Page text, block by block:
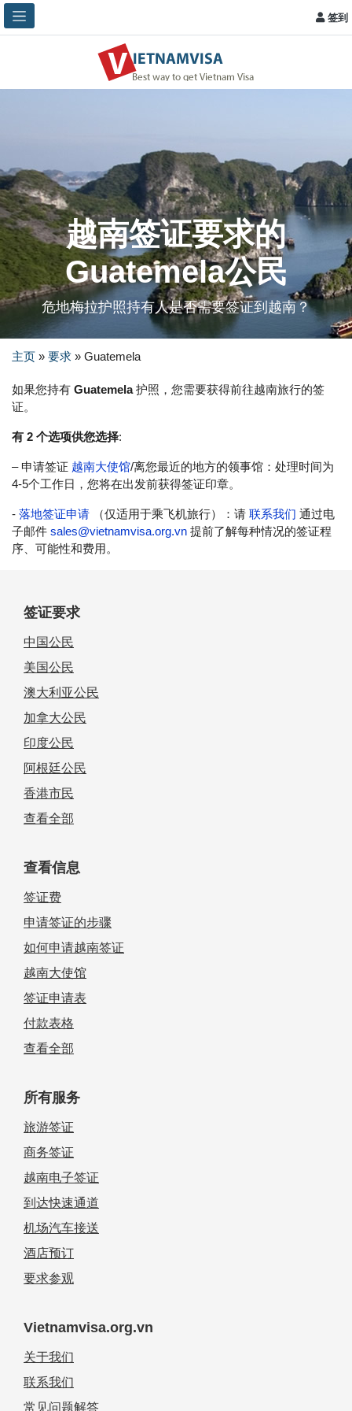
签到
越南签证要求的
Guatemela公民
危地梅拉护照持有人是否需要签证到越南？
主页 » 要求 » Guatemela
如果您持有 Guatemela护照，您需要获得前往越南旅行的签
证。
有 2 个选项供您选择:
– 申请签证 越南大使馆/离您最近的地方的领事馆：处理时间为
4-5个工作日，您将在出发前获得签证印章。
- 落地签证申请 （仅适用于乘飞机旅行）：请 联系我们 通过电
子邮件 sales@vietnamvisa.org.vn 提前了解每种情况的签证程
序、可能性和费用。
签证要求
中国公民
美国公民
澳大利亚公民
加拿大公民
印度公民
阿根廷公民
香港市民
查看全部
查看信息
签证费
申请签证的步骤
如何申请越南签证
越南大使馆
签证申请表
付款表格
查看全部
所有服务
旅游签证
商务签证
越南电子签证
到达快速通道
机场汽车接送
酒店预订
要求参观
Vietnamvisa.org.vn
关于我们
联系我们
常见问题解答